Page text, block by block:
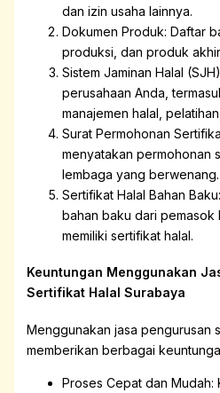
dan izin usaha lainnya.
Dokumen Produk: Daftar
produksi, dan produk
Sistem Jaminan Halal
perusahaan Anda,
manajemen halal,
Surat Permohonan
menyatakan permohonan
lembaga yang berwenang.
Sertifikat Halal Bahan
bahan baku dari pemasok
memiliki sertifikat halal.
Keuntungan Menggunakan
Sertifikat Halal Surabaya
Menggunakan jasa pengurusan
memberikan berbagai
Proses Cepat dan Mudah: